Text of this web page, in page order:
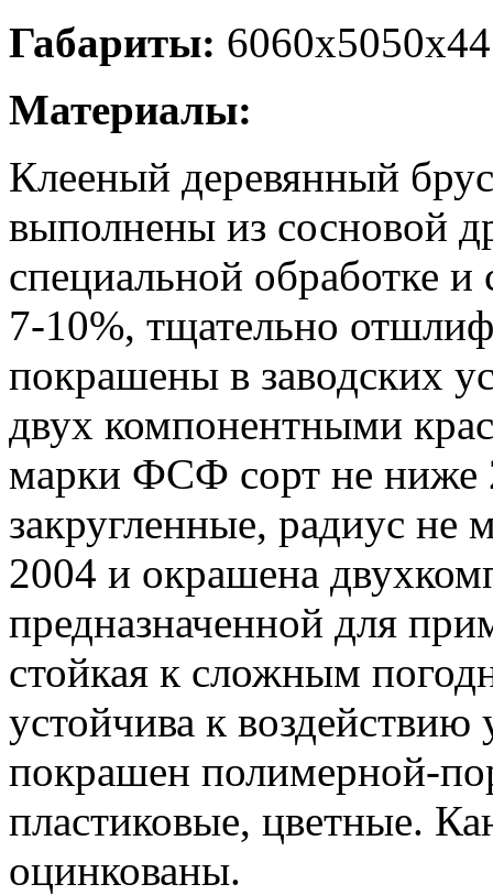
Габариты:
Материалы:
Клееный деревянный
выполнены из сосновой
специальной обработке
7-10%, тщательно
покрашены в заводских
двух компонентными
марки ФСФ сорт не ниже
закругленные, радиус
2004 и окрашена
предназначенной для
стойкая к сложным
устойчива к воздействию
покрашен полимерной-
пластиковые, цветные.
оцинкованы.